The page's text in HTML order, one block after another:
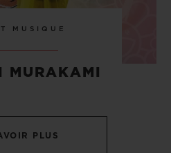
MUSIQUE
MURAKAMI
PLUS